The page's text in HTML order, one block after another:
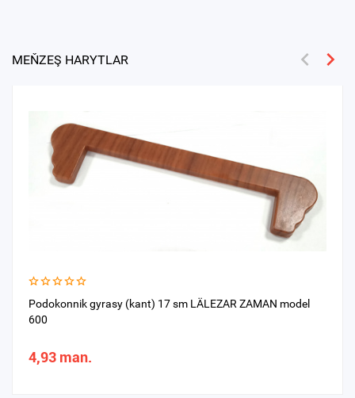
MEŇZEŞ HARYTLAR
Podokonnik gyrasy (kant) 17 sm LÄLEZAR ZAMAN model
600
4,93 man.